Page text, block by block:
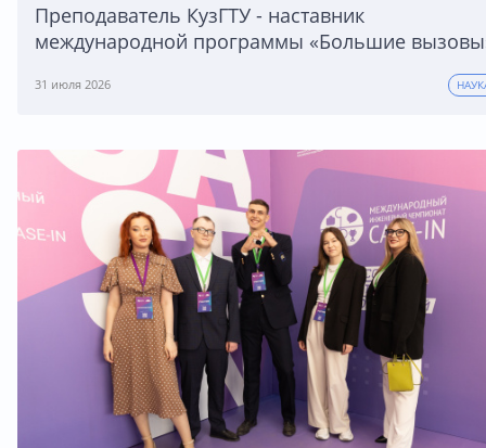
Преподаватель КузГТУ - наставник
международной программы «Большие
31 июля 2026